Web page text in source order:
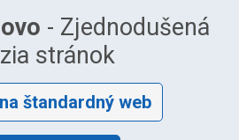
- Zjednodušená
stránok
štandardný web